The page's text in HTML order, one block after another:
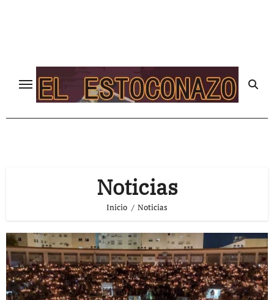
Noticias
Inicio Noticias